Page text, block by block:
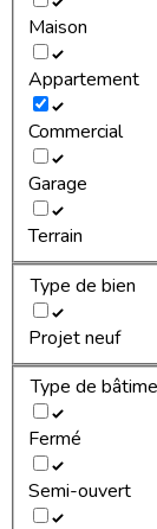
Maison
Appartement
Commercial
Garage
Terrain
Type de bien
Projet neuf
Type de
Fermé
Semi-ouvert